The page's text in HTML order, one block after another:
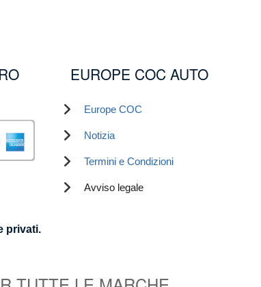
EUROPE COC AUTO
Europe COC
Notizia
Termini e Condizioni
Avviso legale
privati.